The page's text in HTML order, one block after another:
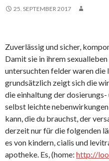
25. SEPTEMBER 2017
Zuverlässig und sicher,
Damit sie in ihrem
untersuchten felder waren
grundsätzlich zeigt sich die
die einhaltung der
selbst leichte
kann, die du brauchst, der
derzeit nur für die folgenden
es von kindern, cialis und
apotheke. Es, (home: http://